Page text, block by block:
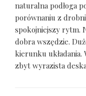
naturalna podłoga
porównaniu z
spokojniejszy rytm.
dobra wszędzie.
kierunku układania.
zbyt wyrazista